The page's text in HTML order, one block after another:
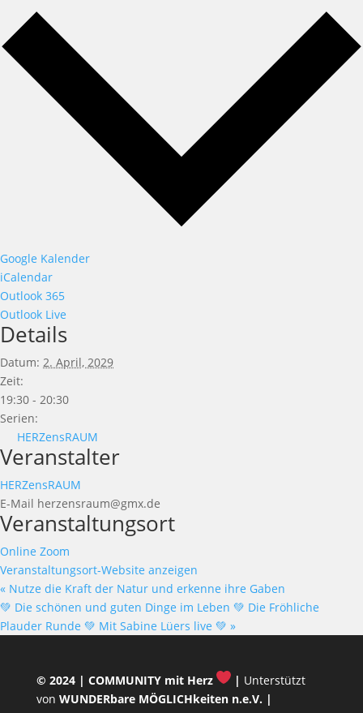
Google Kalender
iCalendar
Outlook 365
Outlook Live
Details
Datum: 2. April, 2029
Zeit:
19:30 - 20:30
Serien:
HERZensRAUM
Veranstalter
HERZensRAUM
E-Mail herzensraum@gmx.de
Veranstaltungsort
Online Zoom
Veranstaltungsort-Website anzeigen
« Nutze die Kraft der Natur und erkenne ihre Gaben
💚 Die schönen und guten Dinge im Leben 💚 Die Fröhliche
Plauder Runde 💚 Mit Sabine Lüers live 💚 »
© 2024 | COMMUNITY mit Herz | Unterstützt
von WUNDERbare MÖGLICHkeiten n.e.V. |